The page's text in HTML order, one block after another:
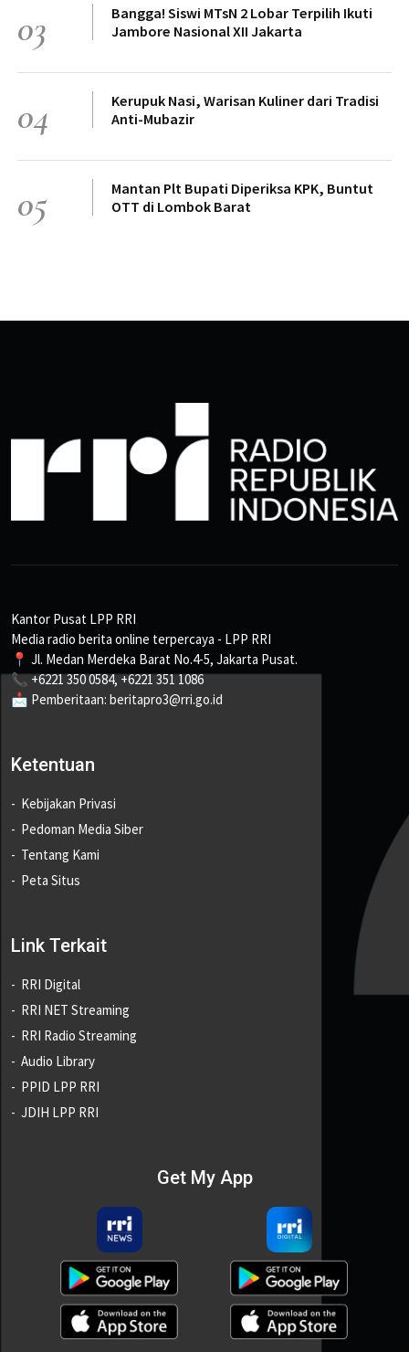
03
Bangga! Siswi MTsN 2 Lobar Terpilih Ikuti
Jambore Nasional XII Jakarta
04
Kerupuk Nasi, Warisan Kuliner dari Tradisi
Anti-Mubazir
05
Mantan Plt Bupati Diperiksa KPK, Buntut
OTT di Lombok Barat
Kantor Pusat LPP RRI
Media radio berita online terpercaya - LPP RRI
📍 Jl. Medan Merdeka Barat No.4-5, Jakarta Pusat.
📞 +6221 350 0584, +6221 351 1086
📩 Pemberitaan: beritapro3@rri.go.id
Ketentuan
Kebijakan Privasi
Pedoman Media Siber
Tentang Kami
Peta Situs
Link Terkait
RRI Digital
RRI NET Streaming
RRI Radio Streaming
Audio Library
PPID LPP RRI
JDIH LPP RRI
Get My App